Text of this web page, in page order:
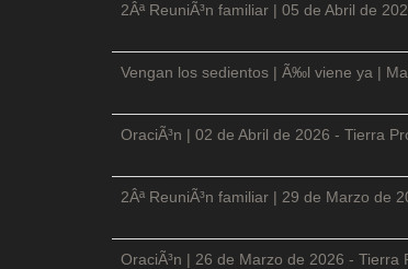
2Âª ReuniÃ³n familiar | 05 de Abril de
Vengan los sedientos | Ã‰l viene ya |
OraciÃ³n | 02 de Abril de 2026 - Tierra
2Âª ReuniÃ³n familiar | 29 de Marzo de
OraciÃ³n | 26 de Marzo de 2026 - Tierra